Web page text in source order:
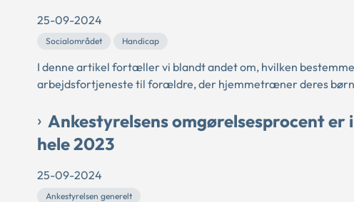
25-09-2024
Socialområdet Handicap
I denne artikel fortæller vi blandt andet om, hvilken
arbejdsfortjeneste til forældre, der hjemmetræner deres
Ankestyrelsens omgørelsesprocent
hele 2023
25-09-2024
Ankestyrelsen generelt